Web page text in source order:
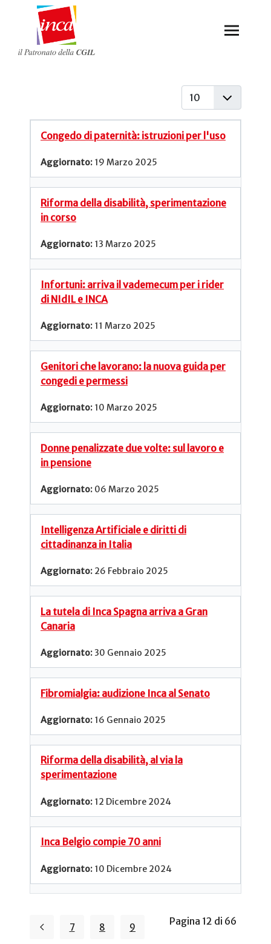
Visualizza #
Congedo di paternità: istruzioni per l'uso
19 Marzo 2025
Riforma della disabilità, sperimentazione
in corso
13 Marzo 2025
Infortuni: arriva il vademecum per i rider
di NIdIL e INCA
11 Marzo 2025
Genitori che lavorano: la nuova guida per
congedi e permessi
10 Marzo 2025
Donne penalizzate due volte: sul lavoro e
in pensione
06 Marzo 2025
Intelligenza Artificiale e diritti di
cittadinanza in Italia
26 Febbraio 2025
La tutela di Inca Spagna arriva a Gran
Canaria
30 Gennaio 2025
Fibromialgia: audizione Inca al Senato
16 Gennaio 2025
Riforma della disabilità, al via la
sperimentazione
12 Dicembre 2024
Inca Belgio compie 70 anni
10 Dicembre 2024
Pagina 12 di 66
7 8 9